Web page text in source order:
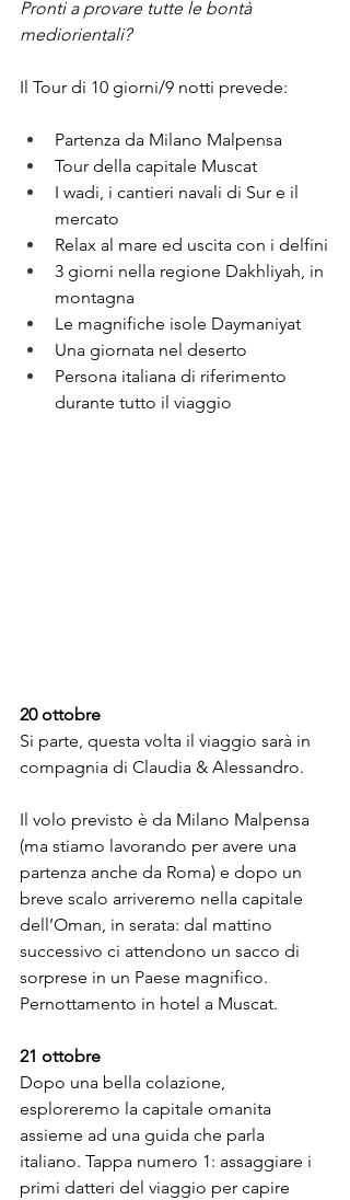
Pronti a provare tutte le bontà
mediorientali?
Il Tour di 10 giorni/9 notti prevede:
Partenza da Milano Malpensa
Tour della capitale Muscat
I wadi, i cantieri navali di Sur e il
mercato
Relax al mare ed uscita con i delfini
3 giorni nella regione Dakhliyah, in
montagna
Le magnifiche isole Daymaniyat
Una giornata nel deserto
Persona italiana di riferimento
durante tutto il viaggio
20 ottobre
Si parte, questa volta il viaggio sarà in
compagnia di Claudia & Alessandro.
Il volo previsto è da Milano Malpensa
(ma stiamo lavorando per avere una
partenza anche da Roma) e dopo un
breve scalo arriveremo nella capitale
dell’Oman, in serata: dal mattino
successivo ci attendono un sacco di
sorprese in un Paese magnifico.
Pernottamento in hotel a Muscat.
21 ottobre
Dopo una bella colazione,
esploreremo la capitale omanita
assieme ad una guida che parla
italiano. Tappa numero 1: assaggiare i
primi datteri del viaggio per capire